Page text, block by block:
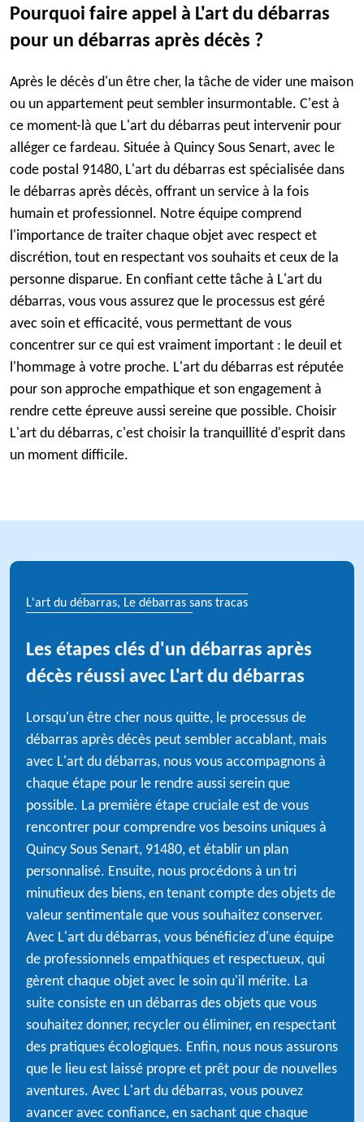
Pourquoi faire appel à L'art du débarras
pour un débarras après décès ?
Après le décès d'un être cher, la tâche de vider une maison
ou un appartement peut sembler insurmontable. C'est à
ce moment-là que L'art du débarras peut intervenir pour
alléger ce fardeau. Située à Quincy Sous Senart, avec le
code postal 91480, L'art du débarras est spécialisée dans
le débarras après décès, offrant un service à la fois
humain et professionnel. Notre équipe comprend
l'importance de traiter chaque objet avec respect et
discrétion, tout en respectant vos souhaits et ceux de la
personne disparue. En confiant cette tâche à L'art du
débarras, vous vous assurez que le processus est géré
avec soin et efficacité, vous permettant de vous
concentrer sur ce qui est vraiment important : le deuil et
l'hommage à votre proche. L'art du débarras est réputée
pour son approche empathique et son engagement à
rendre cette épreuve aussi sereine que possible. Choisir
L'art du débarras, c'est choisir la tranquillité d'esprit dans
un moment difficile.
L'art du débarras, Le débarras sans tracas
Les étapes clés d'un débarras après
décès réussi avec L'art du débarras
Lorsqu'un être cher nous quitte, le processus de
débarras après décès peut sembler accablant, mais
avec L'art du débarras, nous vous accompagnons à
chaque étape pour le rendre aussi serein que
possible. La première étape cruciale est de vous
rencontrer pour comprendre vos besoins uniques à
Quincy Sous Senart, 91480, et établir un plan
personnalisé. Ensuite, nous procédons à un tri
minutieux des biens, en tenant compte des objets de
valeur sentimentale que vous souhaitez conserver.
Avec L'art du débarras, vous bénéficiez d'une équipe
de professionnels empathiques et respectueux, qui
gèrent chaque objet avec le soin qu'il mérite. La
suite consiste en un débarras des objets que vous
souhaitez donner, recycler ou éliminer, en respectant
des pratiques écologiques. Enfin, nous nous assurons
que le lieu est laissé propre et prêt pour de nouvelles
aventures. Avec L'art du débarras, vous pouvez
avancer avec confiance, en sachant que chaque